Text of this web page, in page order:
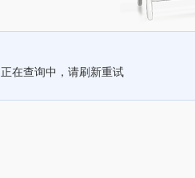
正在查询中，请刷新重试